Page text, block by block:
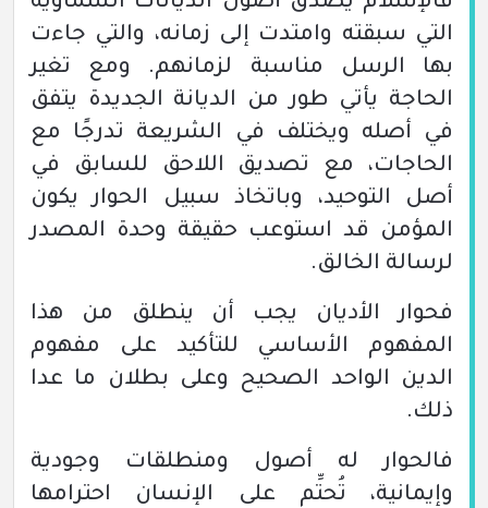
التي سبقته وامتدت إلى زمانه، والتي جاءت
بها الرسل مناسبة لزمانهم. ومع تغير
الحاجة يأتي طور من الديانة الجديدة يتفق
في أصله ويختلف في الشريعة تدرجًا مع
الحاجات، مع تصديق اللاحق للسابق في
أصل التوحيد، وباتخاذ سبيل الحوار يكون
المؤمن قد استوعب حقيقة وحدة المصدر
لرسالة الخالق.
فحوار الأديان يجب أن ينطلق من هذا
المفهوم الأساسي للتأكيد على مفهوم
الدين الواحد الصحيح وعلى بطلان ما عدا
ذلك.
فالحوار له أصول ومنطلقات وجودية
وإيمانية، تُحتِّم على الإنسان احترامها